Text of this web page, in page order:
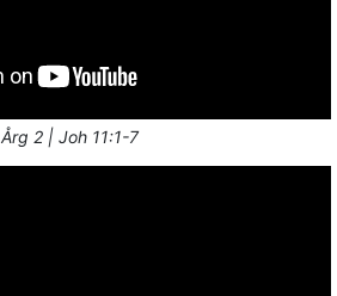
Årg 2 | Joh 11:1-7